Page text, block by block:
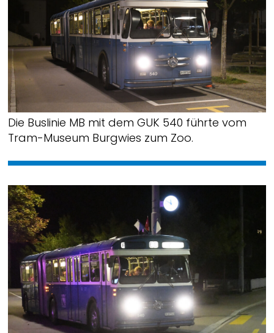
Die Buslinie MB mit dem GUK 540 führte vom
Tram-Museum Burgwies zum Zoo.